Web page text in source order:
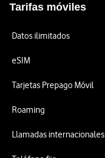
Tarifas móviles
Datos ilimitados
eSIM
Tarjetas Prepago Móvil
Roaming
Llamadas internacionales